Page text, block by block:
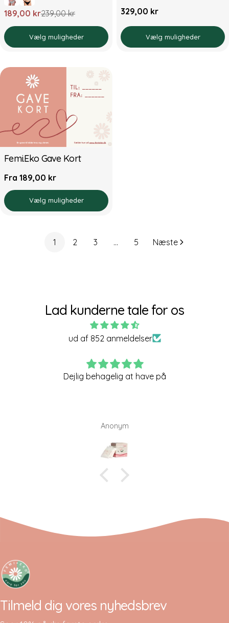
Udsalgspris
189,00 kr
Normal
pris
239,00 kr
Vælg muligheder
Normal
329,00 kr
Vælg muligheder
Femi.Eko Gave Kort
Normal
pris
Fra 189,00 kr
Vælg muligheder
1 2 3 … 5 Næste
Lad kunderne tale for os
ud af 852 anmeldelser
Glad for den passe som den skal
Anonym
Tilmeld dig vores nyhedsbrev